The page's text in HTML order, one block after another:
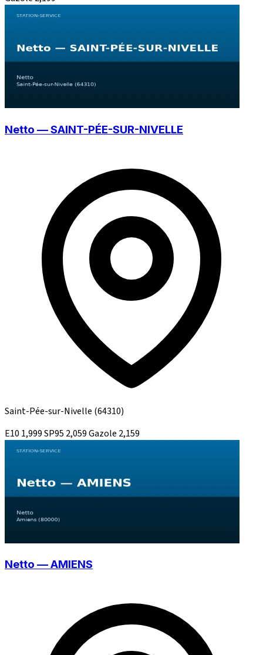
Netto — SAINT-PÉE-SUR-NIVELLE
Saint-Pée-sur-Nivelle (64310)
E10 1,999SP95 2,059Gazole 2,159
Netto — AMIENS